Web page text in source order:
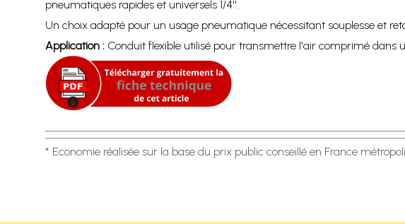
pneumatiques rapides et universels 1/4''.
Un choix adapté pour un usage pneumatique nécessitant souplesse et
Application :Conduit flexible utilisé pour transmettre l'air comprimé dans
* Economie réalisée sur la base du prix public conseillé en France